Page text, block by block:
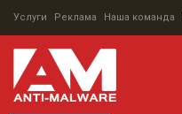
Услуги Реклама Наша команда